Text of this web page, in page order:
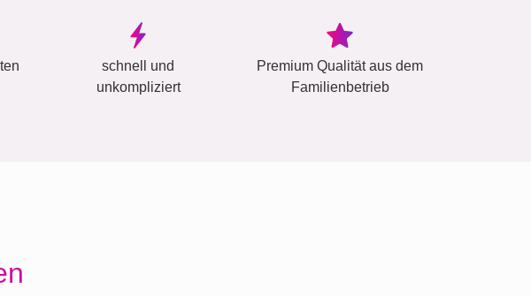
schnell und
unkompliziert
Premium Qualität aus dem
Familienbetrieb